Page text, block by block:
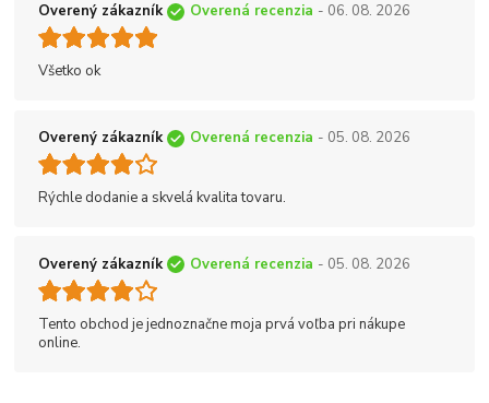
Overený zákazník Overená recenzia - 06. 08. 2026
Všetko ok
Overený zákazník Overená recenzia - 05. 08. 2026
Rýchle dodanie a skvelá kvalita tovaru.
Overený zákazník Overená recenzia - 05. 08. 2026
Tento obchod je jednoznačne moja prvá voľba pri nákupe
online.